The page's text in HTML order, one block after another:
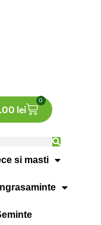
lei
0
si masti
Ingrasaminte